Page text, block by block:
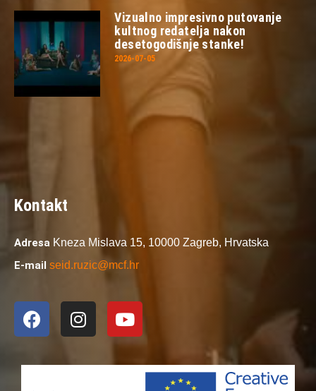
Vizualno impresivno putovanje
kultnog redatelja nakon
desetogodišnje stanke!
2026-07-05
Kontakt
Adresa Kneza Mislava 15, 10000 Zagreb, Hrvatska
E-mail seid.ruzic@mcf.hr